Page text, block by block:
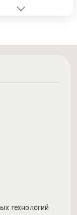
технологий